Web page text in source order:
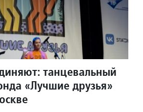
танцевальный
«Лучшие друзья»